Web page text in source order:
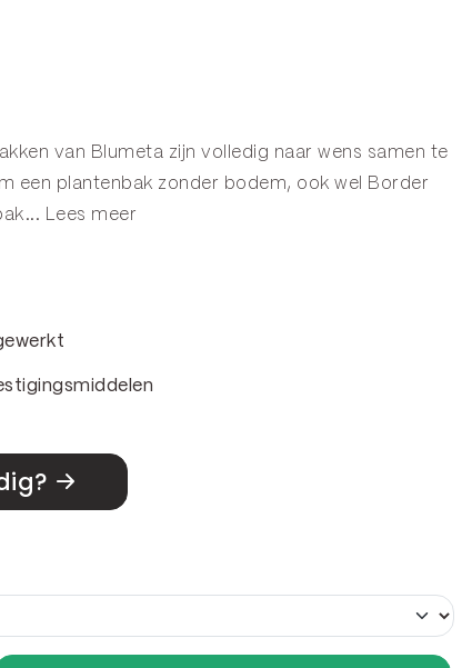
van Blumeta zijn volledig naar wens samen te
een plantenbak zonder bodem, ook wel
Border
... Lees meer